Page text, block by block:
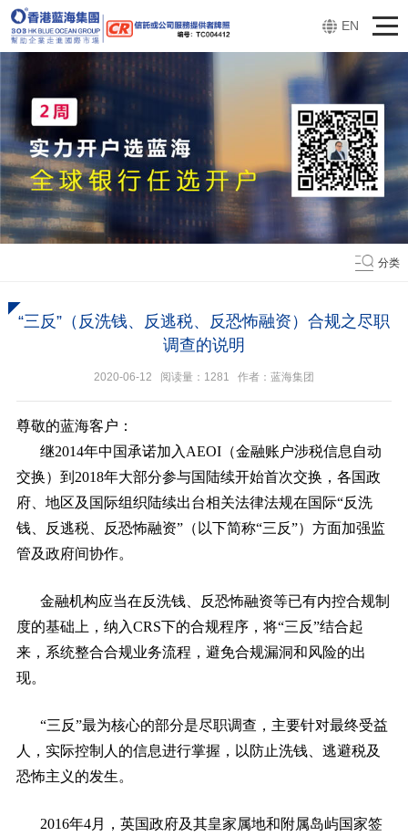
EN
分类
“三反”（反洗钱、反逃税、反恐怖融资）合规之尽职
调查的说明
2020-06-12 阅读量： 1281 作者：蓝海集团
尊敬的蓝海客户：
继2014年中国承诺加入AEOI（金融账户涉税信息自动
交换）到2018年大部分参与国陆续开始首次交换，各国政
府、地区及国际组织陆续出台相关法律法规在国际“反洗
钱、反逃税、反恐怖融资”（以下简称“三反”）方面加强监
管及政府间协作。
金融机构应当在反洗钱、反恐怖融资等已有内控合规制
度的基础上，纳入CRS下的合规程序，将“三反”结合起
来，系统整合合规业务流程，避免合规漏洞和风险的出
现。
“三反”最为核心的部分是尽职调查，主要针对最终受益
人，实际控制人的信息进行掌握，以防止洗钱、逃避税及
恐怖主义的发生。
2016年4月，英国政府及其皇家属地和附属岛屿国家签